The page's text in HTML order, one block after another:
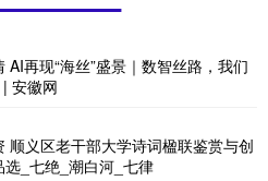
AI再现“海丝”盛景｜数智丝路，我们
安徽网
顺义区老干部大学诗词楹联鉴赏与创
_七绝_潮白河_七律